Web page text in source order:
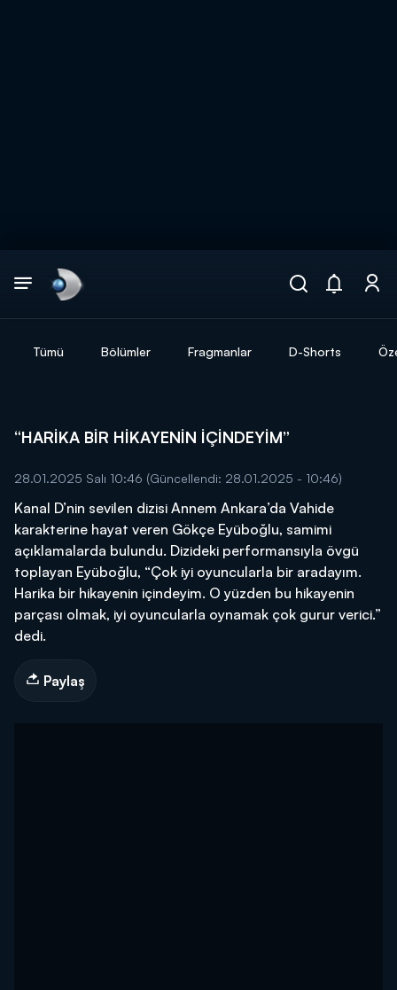
Tümü Bölümler Fragmanlar D-Shorts
“HARİKA BİR HİKAYENİN İÇİNDEYİM”
28.01.2025 Salı 10:46 (Güncellendi: 28.01.2025 - 10:46)
Kanal D’nin sevilen dizisi Annem Ankara’da Vahide
karakterine hayat veren Gökçe Eyüboğlu, samimi
açıklamalarda bulundu. Dizideki performansıyla övgü
toplayan Eyüboğlu, “Çok iyi oyuncularla bir aradayım.
Harika bir hikayenin içindeyim. O yüzden bu hikayenin
parçası olmak, iyi oyuncularla oynamak çok gurur verici.”
dedi.
Paylaş